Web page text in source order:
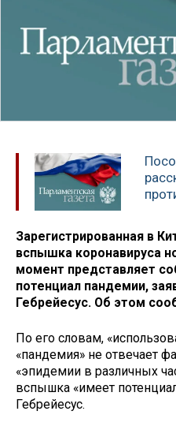
Зарегистрированная в
вспышка коронавируса
момент представляет
потенциал пандемии,
Гебрейесус. Об этом
По его словам,
«пандемия» не отвечает
«эпидемии в различных
вспышка «имеет
Гебрейесус.